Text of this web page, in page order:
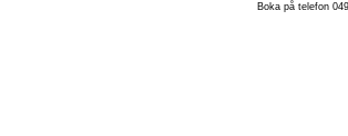
Boka på telefon